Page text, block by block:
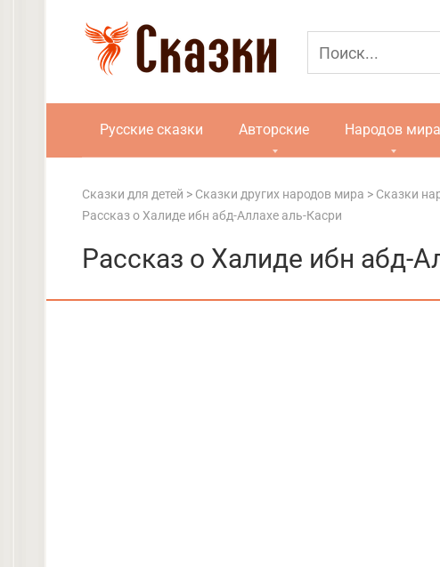
Русские сказки Авторские Народов мира
Сказки для детей > Сказки других народов мира > Сказки
Рассказ о Халиде ибн абд-Аллахе аль-Касри
Рассказ о Халиде ибн абд-